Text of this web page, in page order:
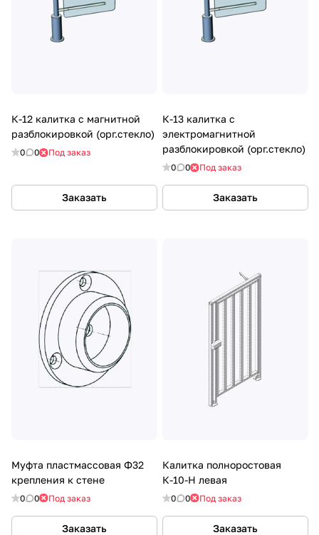
К-12 калитка с магнитной
разблокировкой (орг.стекло)
0 0 Под заказ
Заказать
К-13 калитка с
электромагнитной
разблокировкой (орг.стекло)
0 0 Под заказ
Заказать
Муфта пластмассовая Ф32
крепления к стене
0 0 Под заказ
Заказать
Калитка полноростовая
К-10-Н левая
0 0 Под заказ
Заказать